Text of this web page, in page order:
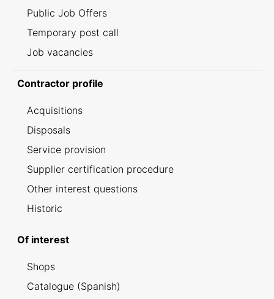
Public Job Offers
Temporary post call
Job vacancies
Contractor profile
Acquisitions
Disposals
Service provision
Supplier certification procedure
Other interest questions
Historic
Of interest
Shops
Catalogue (Spanish)